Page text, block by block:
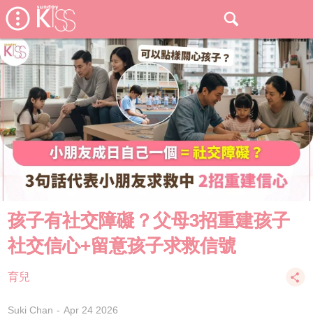
孩子有社交障礙？父母3招重建孩子
社交信心+留意孩子求救信號
育兒
Suki Chan Apr 24 2026